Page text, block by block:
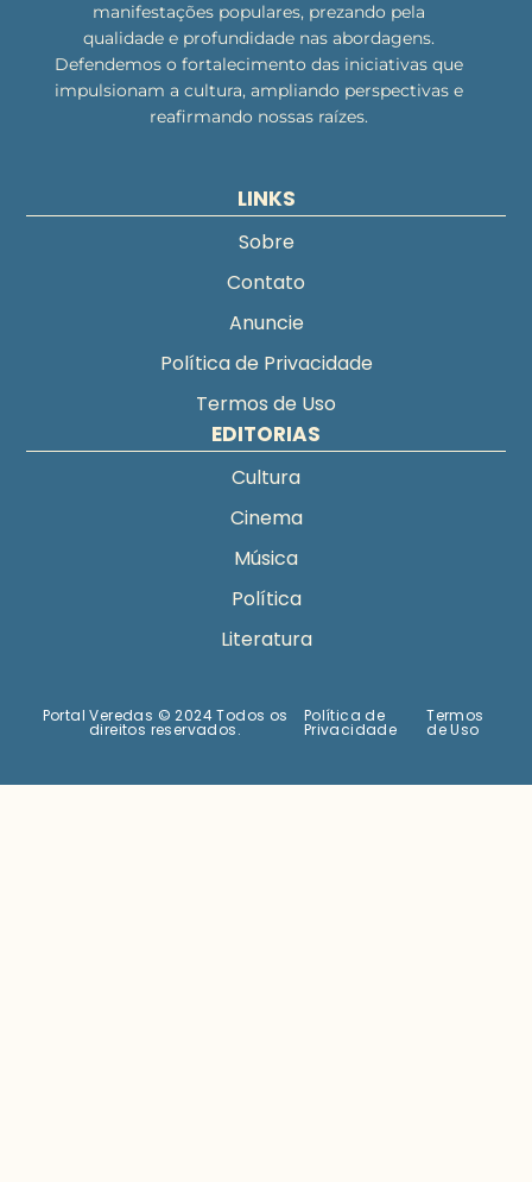
manifestações populares, prezando pela
qualidade e profundidade nas abordagens.
Defendemos o fortalecimento das iniciativas que
impulsionam a cultura, ampliando perspectivas e
reafirmando nossas raízes.
LINKS
Sobre
Contato
Anuncie
Política de Privacidade
Termos de Uso
EDITORIAS
Cultura
Cinema
Música
Política
Literatura
Portal Veredas © 2024 Todos os
direitos reservados.
Política de
Privacidade
Termos
de Uso